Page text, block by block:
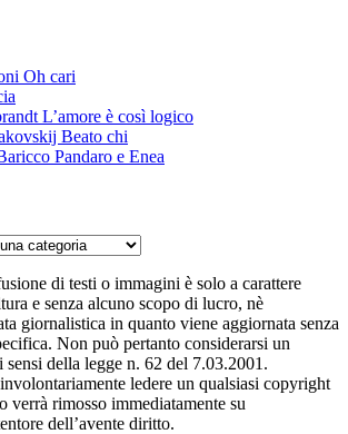
Oh cari
L’amore è così logico
Beato chi
Pandaro e Enea
di testi o immagini è solo a carattere
e senza alcuno scopo di lucro, nè
giornalistica in quanto viene aggiornata senza
Non può pertanto considerarsi un
della legge n. 62 del 7.03.2001.
ledere un qualsiasi copyright
verrà rimosso immediatamente su
dell’avente diritto.